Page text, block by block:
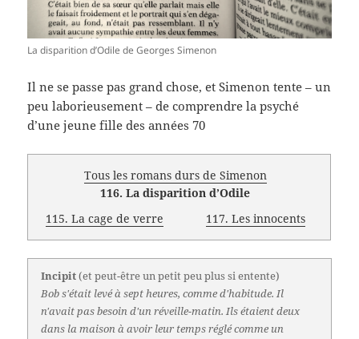
La disparition d’Odile de Georges Simenon
Il ne se passe pas grand chose, et Simenon tente – un
peu laborieusement – de comprendre la psyché
d’une jeune fille des années 70
Tous les romans durs de Simenon
116. La disparition d’Odile
115. La cage de verre
117. Les innocents
Incipit(et peut-être un petit peu plus si entente)
Bob s'était levé à sept heures, comme d'habitude. Il
n'avait pas besoin d'un réveille-matin. Ils étaient deux
dans la maison à avoir leur temps réglé comme un